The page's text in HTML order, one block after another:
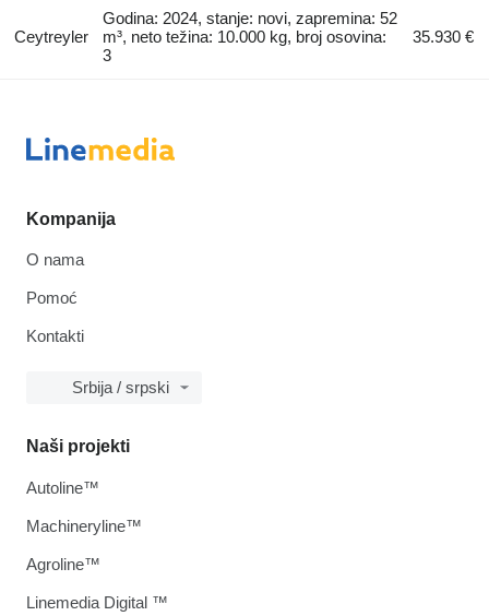
Ceytreyler
Godina: 2024, stanje: novi, zapremina: 52
m³, neto težina: 10.000 kg, broj osovina:
3
35.930 €
Kompanija
O nama
Pomoć
Kontakti
Srbija / srpski
Naši projekti
Autoline™
Machineryline™
Agroline™
Linemedia Digital ™